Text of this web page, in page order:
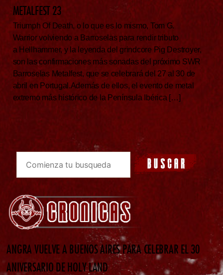
METALFEST 23
Triumph Of Death, o lo que es lo mismo, Tom G.
Warrior volviendo a Barroselas para rendir tributo
a Hellhammer, y la leyenda del grindcore Pig Destroyer,
son las confirmaciones más sonadas del próximo SWR
Barroselas Metalfest, que se celebrará del 27 al 30 de
abril en Portugal.Además de ellos, el evento de metal
extremo más histórico de la Península Ibérica […]
ANGRA VUELVE A BUENOS AIRES PARA CELEBRAR EL 30
ANIVERSARIO DE HOLY LAND